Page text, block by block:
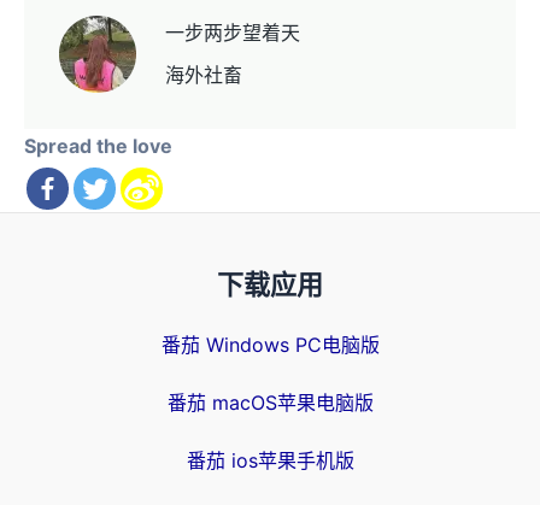
一步两步望着天
海外社畜
Spread the love
下载应用
番茄 Windows PC电脑版
番茄 macOS苹果电脑版
番茄 ios苹果手机版